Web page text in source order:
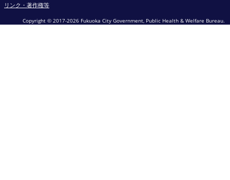
リンク・著作権等
Copyright © 2017-2026 Fukuoka City Government, Public Health & Welfare Bureau.